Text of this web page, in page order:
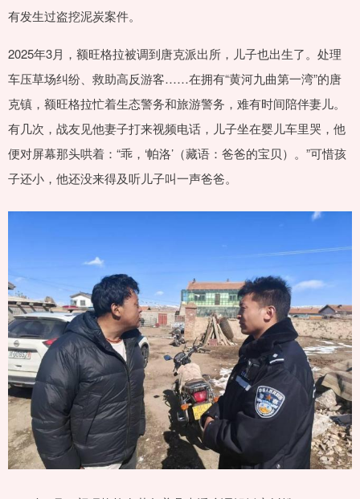
有发生过盗挖泥炭案件。
2025年3月，额旺格拉被调到唐克派出所，儿子也出生了。处理
车压草场纠纷、救助高反游客……在拥有“黄河九曲第一湾”的唐
克镇，额旺格拉忙着生态警务和旅游警务，难有时间陪伴妻儿。
有几次，战友见他妻子打来视频电话，儿子坐在婴儿车里哭，他
便对屏幕那头哄着：“乖，‘帕洛’（藏语：爸爸的宝贝）。”可惜孩
子还小，他还没来得及听儿子叫一声爸爸。